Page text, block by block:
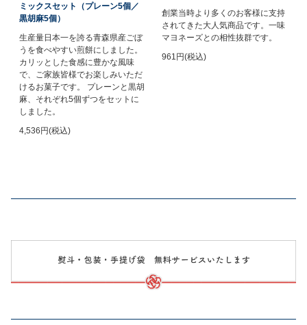
ミックスセット（プレーン5個／
黒胡麻5個）
生産量日本一を誇る青森県産ごぼ
うを食べやすい煎餅にしました。
カリッとした食感に豊かな風味
で、ご家族皆様でお楽しみいただ
けるお菓子です。 プレーンと黒胡
麻、それぞれ5個ずつをセットに
しました。
4,536円(税込)
創業当時より多くのお客様に支持
されてきた大人気商品です。一味
マヨネーズとの相性抜群です。
961円(税込)